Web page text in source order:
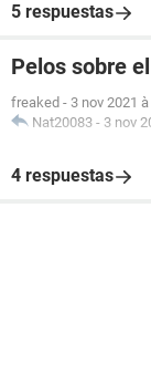
5 respuestas
Pelos sobre
freaked - 3 nov 2021
Nat20083 - 3 nov
4 respuestas